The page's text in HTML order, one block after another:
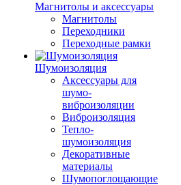
Магнитолы и аксессуары
Магнитолы
Переходники
Переходные рамки
Шумоизоляция
Аксессуары для
шумо-
виброизоляции
Виброизоляция
Тепло-
шумоизоляция
Декоративные
материалы
Шумопоглощающие